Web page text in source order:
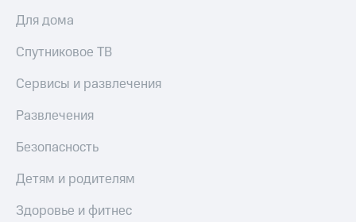
Для дома
Спутниковое ТВ
Сервисы и развлечения
Развлечения
Безопасность
Детям и родителям
Здоровье и фитнес